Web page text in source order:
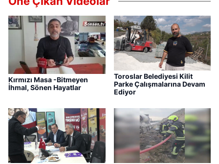
Kırmızı Masa -Bitmeyen
İhmal, Sönen Hayatlar
Toroslar Belediyesi Kilit
Parke Çalışmalarına Devam
Ediyor